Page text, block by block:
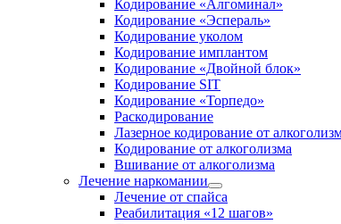
Кодирование «Алгоминал»
Кодирование «Эспераль»
Кодирование уколом
Кодирование имплантом
Кодирование «Двойной блок»
Кодирование SIT
Кодирование «Торпедо»
Раскодирование
Лазерное кодирование от
Кодирование от алкоголизма
Вшивание от алкоголизма
Лечение наркомании
Лечение от спайса
Реабилитация «12 шагов»